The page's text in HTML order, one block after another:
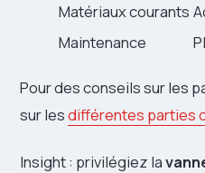
Matériaux courants
Maintenance
Pour des conseils sur les
sur lesdifférentes parties
Insight : privilégiez la